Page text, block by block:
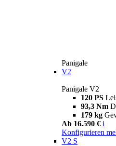
Panigale
V2
Panigale V2
120 PS
93,3 Nm
179 kg
Ab 16.590 € i
Konfigurieren
V2 S